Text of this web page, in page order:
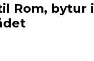
Rom, bytur i